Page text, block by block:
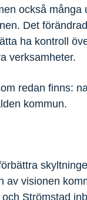
också
Det
ha kontroll
verksamheter.
redan finns:
kommun.
av visionen
Strömstad